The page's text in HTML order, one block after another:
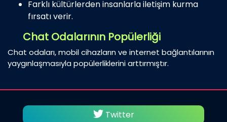
Farklı kültürlerden insanlarla iletişim kurma
fırsatı verir.
Chat Odalarının Popülerliği
Chat odaları, mobil cihazların ve internet bağlantılarının
yaygınlaşmasıyla popülerliklerini arttırmıştır.
Facebook